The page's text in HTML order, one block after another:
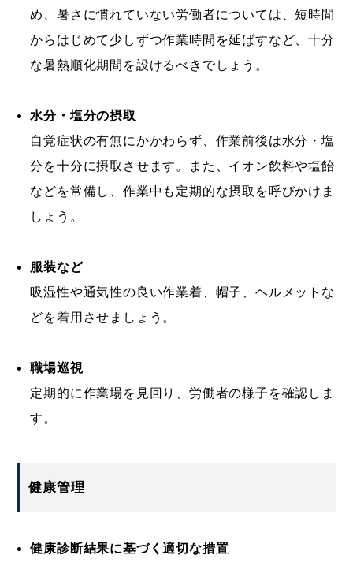
め、暑さに慣れていない労働者については、短時間
からはじめて少しずつ作業時間を延ばすなど、十分
な暑熱順化期間を設けるべきでしょう。
水分・塩分の摂取
自覚症状の有無にかかわらず、作業前後は水分・塩
分を十分に摂取させます。また、イオン飲料や塩飴
などを常備し、作業中も定期的な摂取を呼びかけま
しょう。
服装など
吸湿性や通気性の良い作業着、帽子、ヘルメットな
どを着用させましょう。
職場巡視
定期的に作業場を見回り、労働者の様子を確認しま
す。
健康管理
健康診断結果に基づく適切な措置